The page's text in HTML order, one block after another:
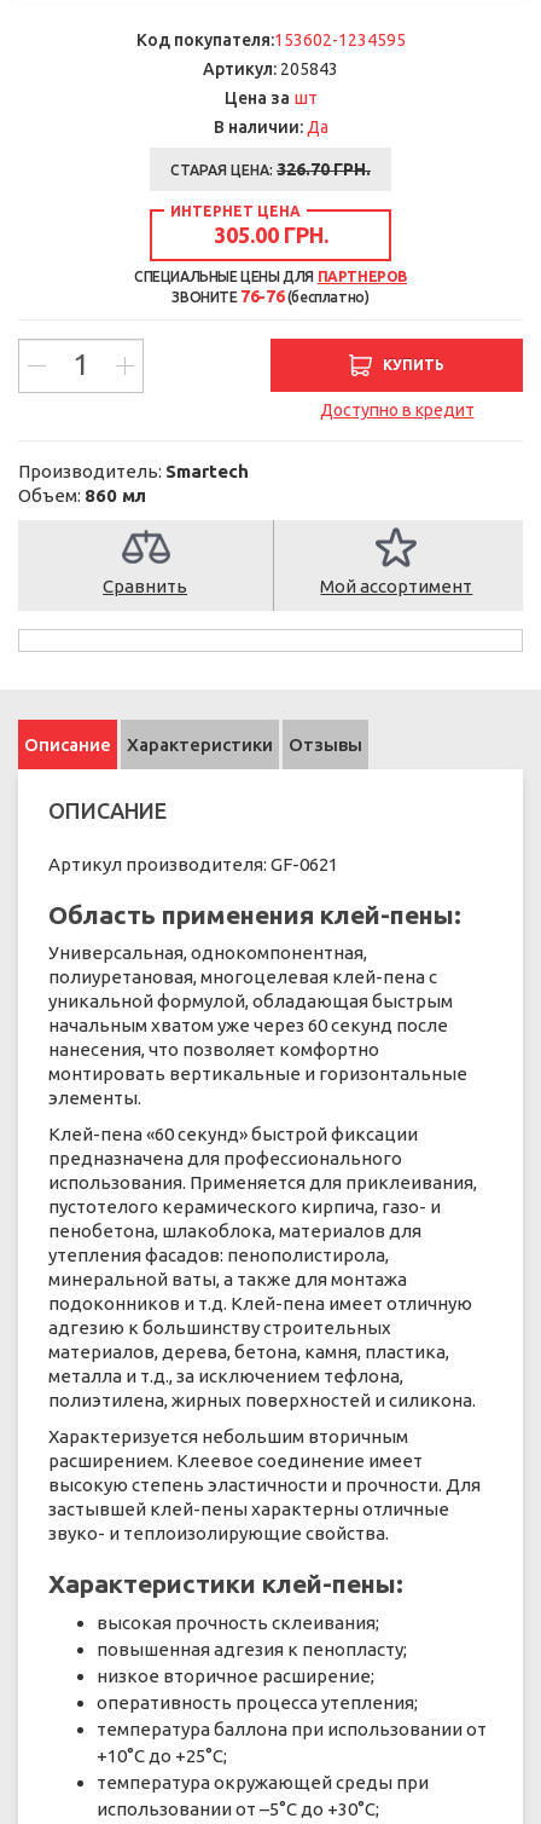
Код покупателя:153602-1234595
Артикул: 205843
Цена за шт
В наличии: Да
СТАРАЯ ЦЕНА: 326.70ГРН.
ИНТЕРНЕТ ЦЕНА
305.00 ГРН.
СПЕЦИАЛЬНЫЕ ЦЕНЫ ДЛЯ ПАРТНЕРОВ
ЗВОНИТЕ 76-76(бесплатно)
КУПИТЬ
Доступно в кредит
Производитель: Smartech
Объем: 860 мл
Сравнить Мой ассортимент
Описание Характеристики Отзывы
ОПИСАНИЕ
Артикул производителя: GF-0621
Область применения клей-пены:
Универсальная, однокомпонентная,
полиуретановая, многоцелевая клей-пена с
уникальной формулой, обладающая быстрым
начальным хватом уже через 60 секунд после
нанесения, что позволяет комфортно
монтировать вертикальные и горизонтальные
элементы.
Клей-пена «60 секунд» быстрой фиксации
предназначена для профессионального
использования. Применяется для приклеивания,
пустотелого керамического кирпича, газо- и
пенобетона, шлакоблока, материалов для
утепления фасадов: пенополистирола,
минеральной ваты, а также для монтажа
подоконников и т.д. Клей-пена имеет отличную
адгезию к большинству строительных
материалов, дерева, бетона, камня, пластика,
металла и т.д., за исключением тефлона,
полиэтилена, жирных поверхностей и силикона.
Характеризуется небольшим вторичным
расширением. Клеевое соединение имеет
высокую степень эластичности и прочности. Для
застывшей клей-пены характерны отличные
звуко- и теплоизолирующие свойства.
Характеристики клей-пены:
высокая прочность склеивания;
повышенная адгезия к пенопласту;
низкое вторичное расширение;
оперативность процесса утепления;
температура баллона при использовании от
+10°C до +25°C;
температура окружающей среды при
использовании от –5°C до +30°C;